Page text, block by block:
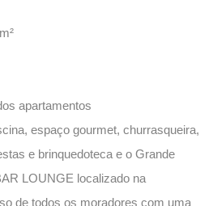
apartamentos
espaço gourmet, churrasqueira,
e brinquedoteca e o Grande
LOUNGE localizado na
de todos os moradores com uma